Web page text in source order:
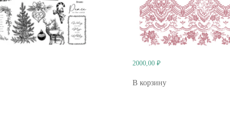
2000,00 ₽
В корзину